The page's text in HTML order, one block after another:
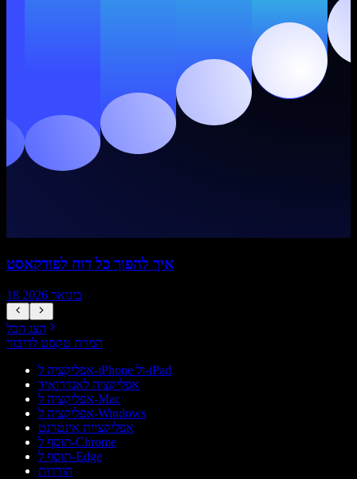
איך להפוך כל דוח לפודקאסט
18 בינואר 2026
הצג הכל
המרת טקסט לדיבור
אפליקציה ל-iPhone ול-iPad
אפליקציה לאנדרואיד
אפליקציה ל-Mac
אפליקציה ל-Windows
אפליקציית אינטרנט
תוסף ל-Chrome
תוסף ל-Edge
הורדות